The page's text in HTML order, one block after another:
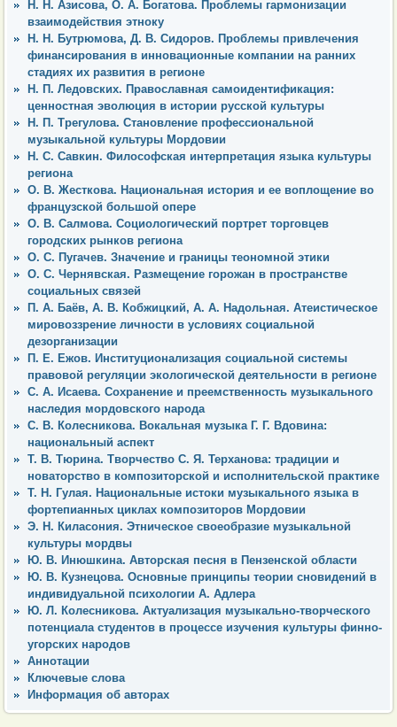
Н. Н. Азисова, О. А. Богатова. Проблемы гармонизации
взаимодействия этноку
Н. Н. Бутрюмова, Д. В. Сидоров. Проблемы привлечения
финансирования в инновационные компании на ранних
стадиях их развития в регионе
Н. П. Ледовских. Православная самоидентификация:
ценностная эволюция в истории русской культуры
Н. П. Трегулова. Становление профессиональной
музыкальной культуры Мордовии
Н. С. Савкин. Философская интерпретация языка культуры
региона
О. В. Жесткова. Национальная история и ее воплощение во
французской большой опере
О. В. Салмова. Социологический портрет торговцев
городских рынков региона
О. С. Пугачев. Значение и границы теономной этики
О. С. Чернявская. Размещение горожан в пространстве
социальных связей
П. А. Баёв, А. В. Кобжицкий, А. А. Надольная. Атеистическое
мировоззрение личности в условиях социальной
дезорганизации
П. Е. Ежов. Институционализация социальной системы
правовой регуляции экологической деятельности в регионе
С. А. Исаева. Сохранение и преемственность музыкального
наследия мордовского народа
С. В. Колесникова. Вокальная музыка Г. Г. Вдовина:
национальный аспект
Т. В. Тюрина. Творчество С. Я. Терханова: традиции и
новаторство в композиторской и исполнительской практике
Т. Н. Гулая. Национальные истоки музыкального языка в
фортепианных циклах композиторов Мордовии
Э. Н. Киласония. Этническое своеобразие музыкальной
культуры мордвы
Ю. В. Инюшкина. Авторская песня в Пензенской области
Ю. В. Кузнецова. Основные принципы теории сновидений в
индивидуальной психологии А. Адлера
Ю. Л. Колесникова. Актуализация музыкально-творческого
потенциала студентов в процессе изучения культуры финно-
угорских народов
Аннотации
Ключевые слова
Информация об авторах